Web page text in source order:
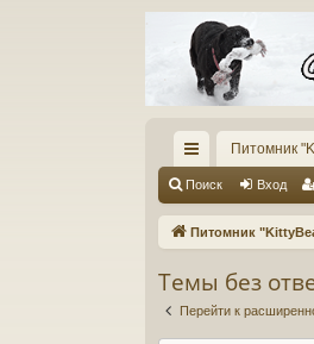
с
ы
и
Питомник
Поиск Вход
Питомник
Темы без
Перейти к